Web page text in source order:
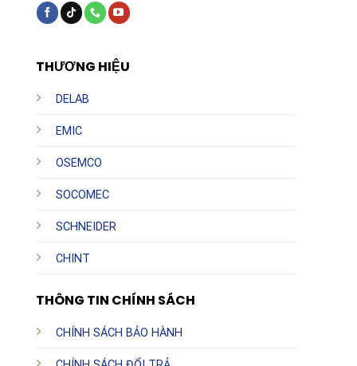
THƯƠNG HIỆU
DELAB
EMIC
OSEMCO
SOCOMEC
SCHNEIDER
CHINT
THÔNG TIN CHÍNH SÁCH
CHÍNH SÁCH BẢO HÀNH